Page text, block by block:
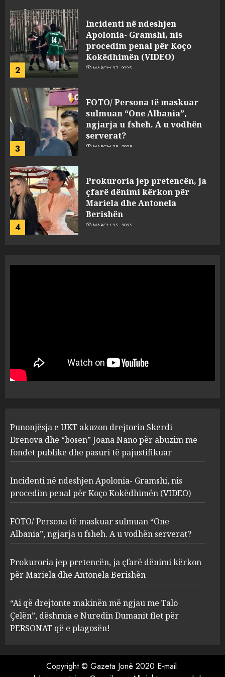
2
Incidenti në ndeshjen
Apolonia- Gramshi, nis
procedim penal për Koço
Kokëdhimën (VIDEO)
MARCH 27, 2025
3
FOTO/ Persona të maskuar
sulmuan “One Albania”,
ngjarja u fsheh. A u vodhën
serverat?
MARCH 25, 2025
4
Prokuroria jep pretencën, ja
çfarë dënimi kërkon për
Mariela dhe Antonela
Berishën
MARCH 25, 2025
1
“bosen” Joana Nano për
abuzim me fondet publike dhe
pasuri të pajustifikuar
2
Apolonia- Gramshi, nis
procedim penal për Koço
Kokëdhimën (VIDEO)
MARCH 27, 2025
3
FOTO/ Persona të maskuar
sulmuan “One Albania”,
ngjarja u fsheh. A u vodhën
serverat?
MARCH 25, 2025
4
Prokuroria jep pretencën, ja
çfarë dënimi kërkon për
Berishën
MARCH 25, 2025
“Ai që drejtonte makinën më
ngjau me Talo Çelën”,
dëshmia e Nuredin Dumanit
Punonjësja e UKT akuzon drejtorin Skerdi
Drenova dhe “bosen” Joana Nano për abuzim me
fondet publike dhe pasuri të pajustifikuar
Incidenti në ndeshjen Apolonia- Gramshi, nis
procedim penal për Koço Kokëdhimën (VIDEO)
FOTO/ Persona të maskuar sulmuan “One
Albania”, ngjarja u fsheh. A u vodhën serverat?
Prokuroria jep pretencën, ja çfarë dënimi kërkon
për Mariela dhe Antonela Berishën
“Ai që drejtonte makinën më ngjau me Talo
Çelën”, dëshmia e Nuredin Dumanit flet për
PERSONAT që e plagosën!
Copyright © Gazeta Jonë 2020 E-mail: